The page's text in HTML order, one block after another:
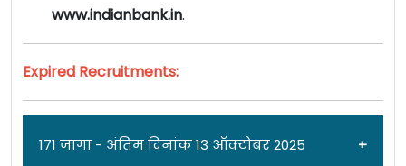
www.indianbank.in.
Expired Recruitments:
171 जागा - अंतिम दिनांक 13 ऑक्टोबर 2025